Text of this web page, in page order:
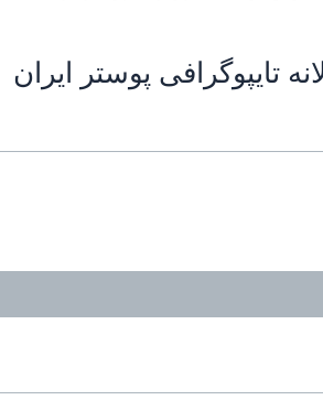
تایپوگرافی پوستر ایران